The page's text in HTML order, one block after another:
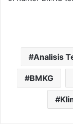
Analisis
BMKG